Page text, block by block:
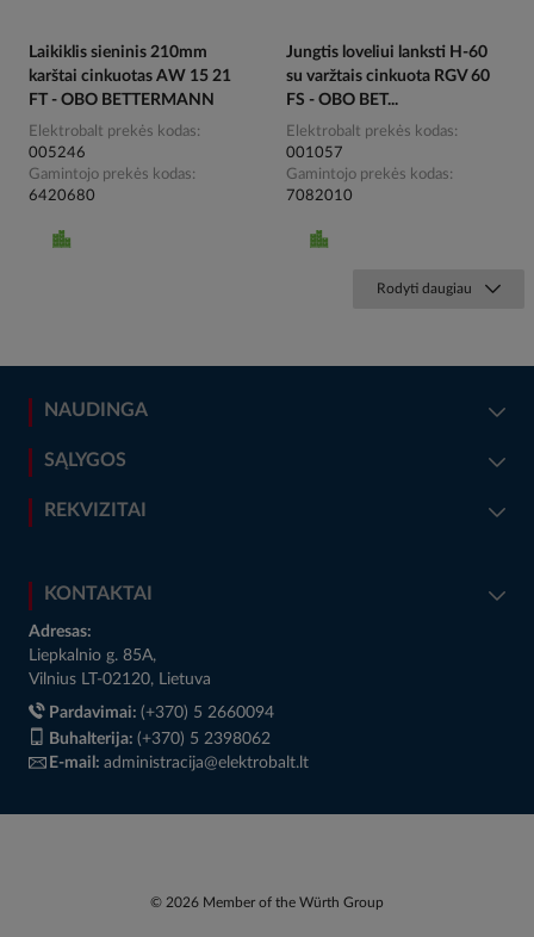
Laikiklis sieninis 210mm
karštai cinkuotas AW 15 21
FT - OBO BETTERMANN
Elektrobalt prekės kodas
005246
Gamintojo prekės kodas
6420680
Jungtis loveliui lanksti H-60
su varžtais cinkuota RGV 60
FS - OBO BET...
Elektrobalt prekės kodas
001057
Gamintojo prekės kodas
7082010
Rodyti daugiau
NAUDINGA
SĄLYGOS
REKVIZITAI
KONTAKTAI
Adresas:
Liepkalnio g. 85A,
Vilnius LT-02120, Lietuva
Pardavimai: (+370) 5 2660094
Buhalterija: (+370) 5 2398062
E-mail: administracija@elektrobalt.lt
© 2026 Member of the Würth Group